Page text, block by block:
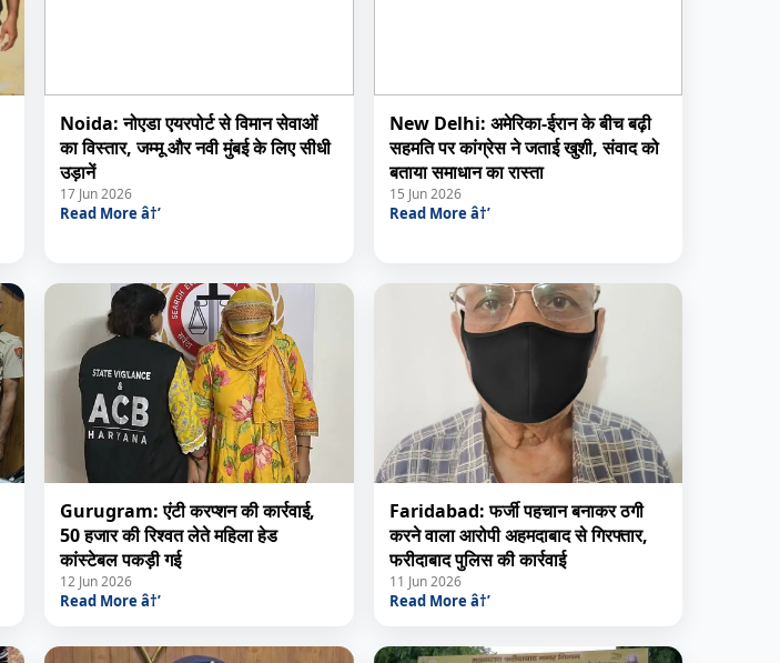
Noida: नोएडा एयरपोर्ट से विमान सेवाओं
का विस्तार, जम्मू और नवी मुंबई के लिए सीधी
उड़ानें
17 Jun 2026
Read More â†’
New Delhi: अमेरिका-ईरान के बीच बढ़ी
सहमति पर कांग्रेस ने जताई खुशी, संवाद को
बताया समाधान का रास्ता
15 Jun 2026
Read More â†’
Gurugram: एंटी करप्शन की कार्रवाई,
50 हजार की रिश्वत लेते महिला हेड
कांस्टेबल पकड़ी गई
12 Jun 2026
Read More â†’
Faridabad: फर्जी पहचान बनाकर ठगी
करने वाला आरोपी अहमदाबाद से गिरफ्तार,
फरीदाबाद पुलिस की कार्रवाई
11 Jun 2026
Read More â†’